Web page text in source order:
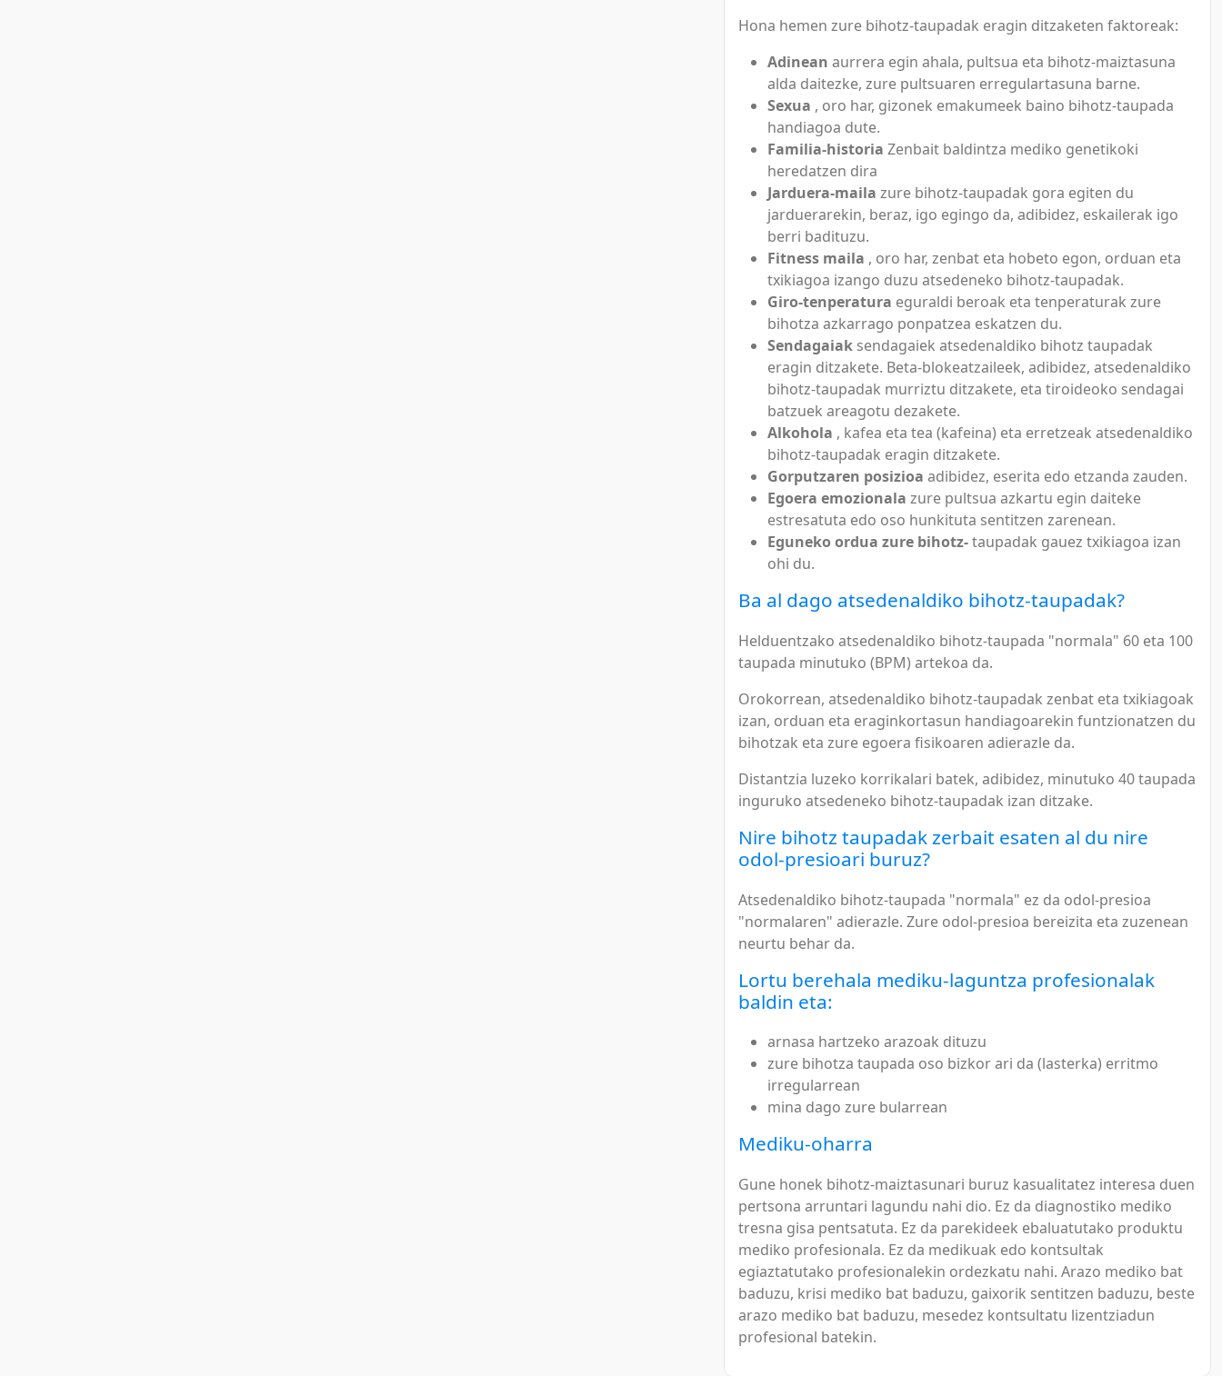
Hona hemen zure bihotz-taupadak eragin ditzaketen faktoreak:
Adinean aurrera egin ahala, pultsua eta bihotz-maiztasuna
alda daitezke, zure pultsuaren erregulartasuna barne.
Sexua , oro har, gizonek emakumeek baino bihotz-taupada
handiagoa dute.
Familia-historia Zenbait baldintza mediko genetikoki
heredatzen dira
Jarduera-maila zure bihotz-taupadak gora egiten du
jarduerarekin, beraz, igo egingo da, adibidez, eskailerak igo
berri badituzu.
Fitness maila , oro har, zenbat eta hobeto egon, orduan eta
txikiagoa izango duzu atsedeneko bihotz-taupadak.
Giro-tenperatura eguraldi beroak eta tenperaturak zure
bihotza azkarrago ponpatzea eskatzen du.
Sendagaiak sendagaiek atsedenaldiko bihotz taupadak
eragin ditzakete. Beta-blokeatzaileek, adibidez, atsedenaldiko
bihotz-taupadak murriztu ditzakete, eta tiroideoko sendagai
batzuek areagotu dezakete.
Alkohola , kafea eta tea (kafeina) eta erretzeak atsedenaldiko
bihotz-taupadak eragin ditzakete.
Gorputzaren posizioa adibidez, eserita edo etzanda zauden.
Egoera emozionala zure pultsua azkartu egin daiteke
estresatuta edo oso hunkituta sentitzen zarenean.
Eguneko ordua zure bihotz-taupadak gauez txikiagoa izan
ohi du.
Ba al dago atsedenaldiko bihotz-taupadak?
Helduentzako atsedenaldiko bihotz-taupada "normala" 60 eta 100
taupada minutuko (BPM) artekoa da.
Orokorrean, atsedenaldiko bihotz-taupadak zenbat eta txikiagoak
izan, orduan eta eraginkortasun handiagoarekin funtzionatzen du
bihotzak eta zure egoera fisikoaren adierazle da.
Distantzia luzeko korrikalari batek, adibidez, minutuko 40 taupada
inguruko atsedeneko bihotz-taupadak izan ditzake.
Nire bihotz taupadak zerbait esaten al du nire
odol-presioari buruz?
Atsedenaldiko bihotz-taupada "normala" ez da odol-presioa
"normalaren" adierazle. Zure odol-presioa bereizita eta zuzenean
neurtu behar da.
Lortu berehala mediku-laguntza profesionalak
baldin eta:
arnasa hartzeko arazoak dituzu
zure bihotza taupada oso bizkor ari da (lasterka) erritmo
irregularrean
mina dago zure bularrean
Mediku-oharra
Gune honek bihotz-maiztasunari buruz kasualitatez interesa duen
pertsona arruntari lagundu nahi dio. Ez da diagnostiko mediko
tresna gisa pentsatuta. Ez da parekideek ebaluatutako produktu
mediko profesionala. Ez da medikuak edo kontsultak
egiaztatutako profesionalekin ordezkatu nahi. Arazo mediko bat
baduzu, krisi mediko bat baduzu, gaixorik sentitzen baduzu, beste
arazo mediko bat baduzu, mesedez kontsultatu lizentziadun
profesional batekin.